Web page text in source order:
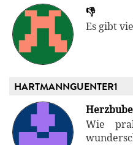
👎
Es gibt
HARTMANNGUENTER1
Wie